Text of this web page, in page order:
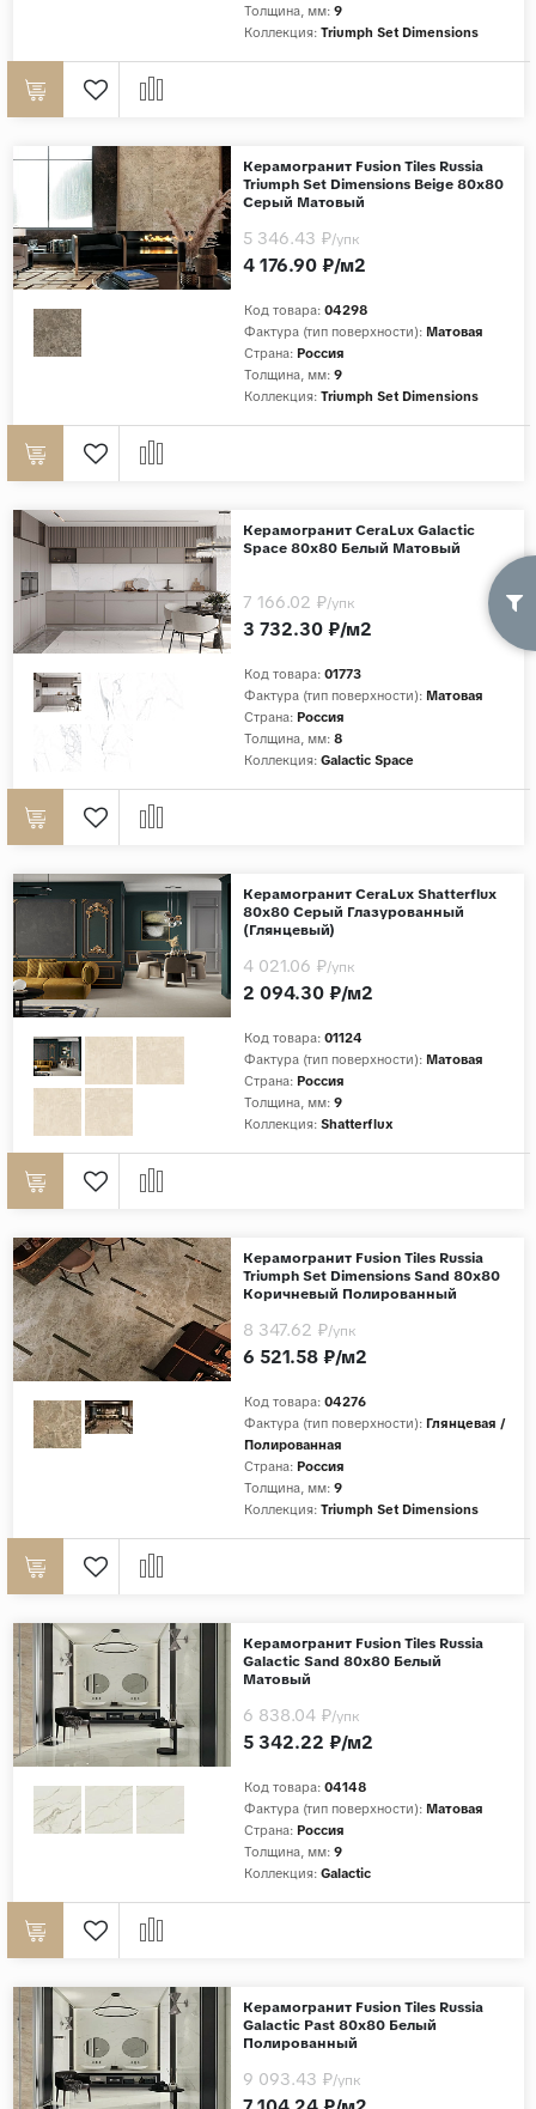
Толщина, мм: 9
Коллекция: Triumph Set Dimensions
Керамогранит Fusion Tiles Russia
Triumph Set Dimensions Beige 80x80
Серый Матовый
Код товара: 04298
Фактура (тип поверхности): Матовая
Страна: Россия
Толщина, мм: 9
Коллекция: Triumph Set Dimensions
4 176.90 ₽/м2
5 346.43 ₽/упк
Керамогранит CeraLux Galactic
Space 80x80 Белый Матовый
Код товара: 01773
Фактура (тип поверхности): Матовая
Страна: Россия
Толщина, мм: 8
Коллекция: Galactic Space
3 732.30 ₽/м2
7 166.02 ₽/упк
Керамогранит CeraLux Shatterflux
80x80 Серый Глазурованный
(Глянцевый)
Код товара: 01124
Фактура (тип поверхности): Матовая
Страна: Россия
Толщина, мм: 9
Коллекция: Shatterflux
2 094.30 ₽/м2
4 021.06 ₽/упк
Керамогранит Fusion Tiles Russia
Triumph Set Dimensions Sand 80x80
Коричневый Полированный
Код товара: 04276
Фактура (тип поверхности): Глянцевая /
Полированная
Страна: Россия
Толщина, мм: 9
Коллекция: Triumph Set Dimensions
6 521.58 ₽/м2
8 347.62 ₽/упк
Керамогранит Fusion Tiles Russia
Galactic Sand 80x80 Белый
Матовый
Код товара: 04148
Фактура (тип поверхности): Матовая
Страна: Россия
Толщина, мм: 9
Коллекция: Galactic
5 342.22 ₽/м2
6 838.04 ₽/упк
Керамогранит Fusion Tiles Russia
Galactic Past 80x80 Белый
Полированный
9 093.43 ₽/упк